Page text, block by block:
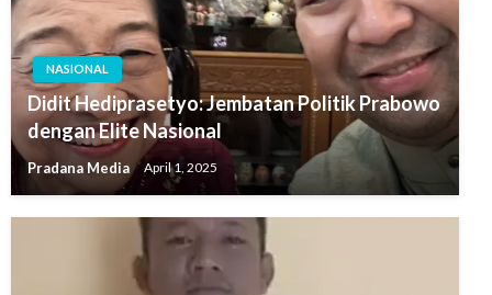
NASIONAL
Didit Hediprasetyo: Jembatan Politik Prabowo
dengan Elite Nasional
Pradana Media April 1, 2025